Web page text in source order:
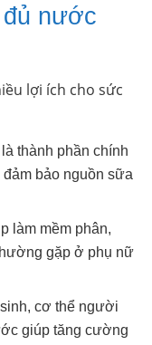
nước
lợi ích cho sức
thành phần chính
bảo nguồn sữa
làm mềm phân,
gặp ở phụ nữ
cơ thể người
giúp tăng cường